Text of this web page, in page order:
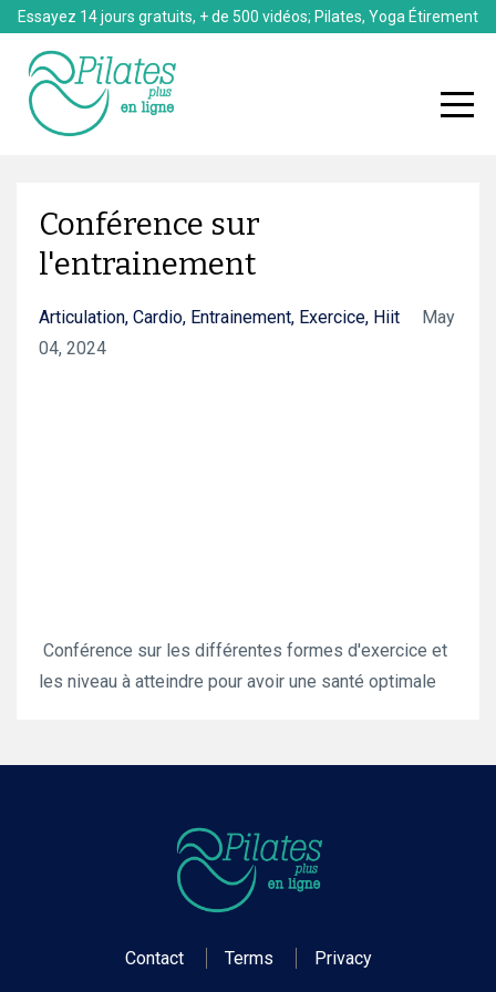
Essayez 14 jours gratuits, + de 500 vidéos; Pilates, Yoga Étirement
Conférence sur
l'entrainement
Articulation Cardio Entrainement Exercice Hiit
May
04, 2024
Conférence sur les différentes formes d'exercice et
les niveau à atteindre pour avoir une santé optimale
Contact Terms Privacy